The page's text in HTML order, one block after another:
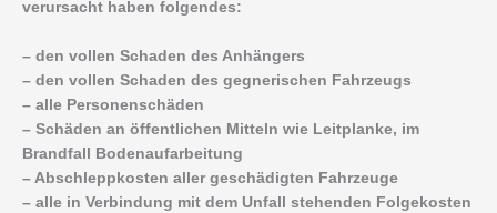
verursacht haben folgendes:
– den vollen Schaden des Anhängers
– den vollen Schaden des gegnerischen Fahrzeugs
– alle Personenschäden
– Schäden an öffentlichen Mitteln wie Leitplanke, im
Brandfall Bodenaufarbeitung
– Abschleppkosten aller geschädigten Fahrzeuge
– alle in Verbindung mit dem Unfall stehenden Folgekosten